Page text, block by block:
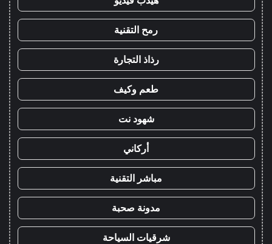
رمح التقنية
رذاذ التجارة
طعم وكيف
شهود نت
أركاني
مباشر التقنية
مدونة صحبة
شرقيات السياحة